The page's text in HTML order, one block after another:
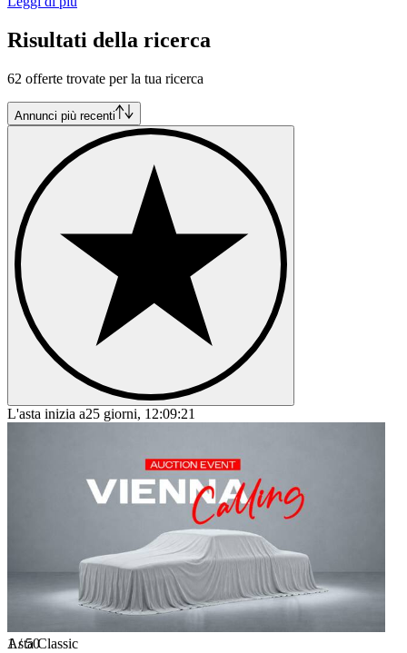
Risultati della ricerca
62 offerte trovate per la tua ricerca
Annunci più recenti
L'asta inizia a25 giorni, 12:09:21
1/50
Asta Classic